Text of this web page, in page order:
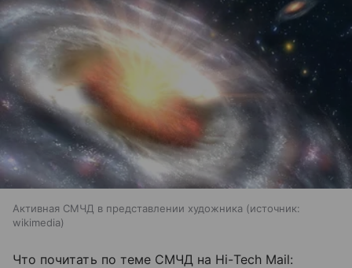
Активная СМЧД в представлении художника
источник:
wikimedia
Что почитать по теме СМЧД на Hi-Tech Mail: